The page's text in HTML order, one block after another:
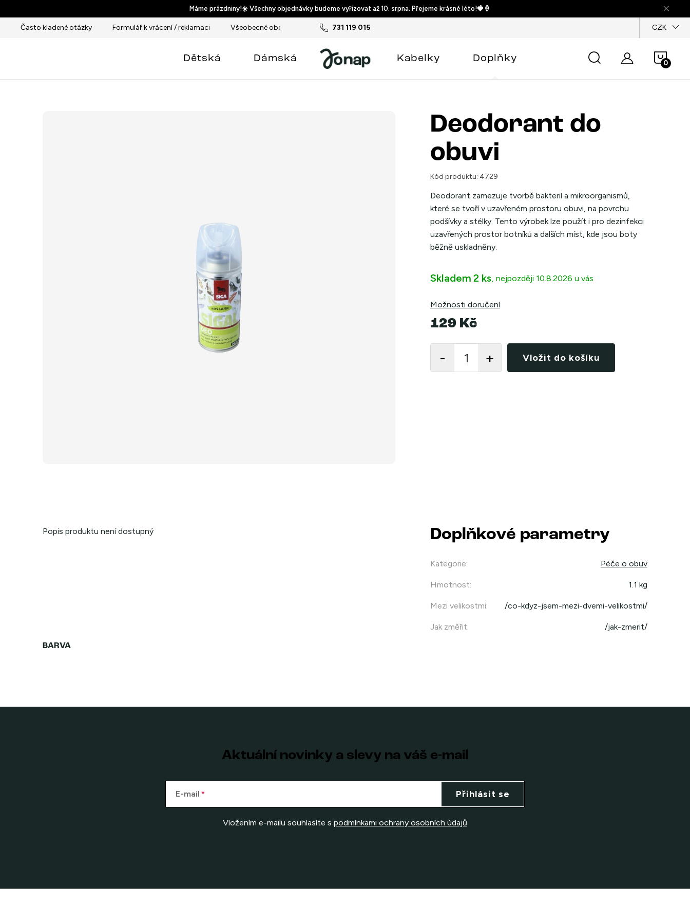
na
obsah
Máme prázdniny!☀️ Všechny objednávky budeme vyřizovat až 10. srpna. Přejeme krásné léto!🍓🍦
731 119 015
Často kladené otázky Formulář k vrácení / reklamaci Všeobecné obchodní podmínky Podmínky ochrany osobních údajů CZK
košík
Dětská Dámská Kabelky Doplňky
Deodorant do
obuvi
Kód produktu: 4729
Deodorant zamezuje tvorbě bakterií a mikroorganismů,
které se tvoří v uzavřeném prostoru obuvi, na povrchu
podšívky a stélky. Tento výrobek lze použít i pro dezinfekci
uzavřených prostor botníků a dalších míst, kde jsou boty
běžně uskladněny.
Skladem 2 ks 10.8.2026
Možnosti doručení
129 Kč
Vložit do košíku
Popis produktu není dostupný Doplňkové parametry
Kategorie: Péče o obuv
Hmotnost: 1.1 kg
Mezi velikostmi: /co-kdyz-jsem-mezi-dvemi-velikostmi/
Jak změřit: /jak-zmerit/
Aktuální novinky a slevy na váš e-mail
E-mail
Vložením e-mailu souhlasíte s podmínkami ochrany osobních údajů
Přihlásit se